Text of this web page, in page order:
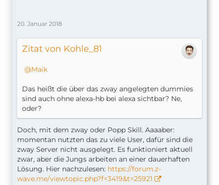
20. Januar 2018
Zitat von Kohle_81
Maik
Das heißt die über das zway angelegten dummies
sind auch ohne alexa-hb bei alexa sichtbar? Ne,
oder?
Doch, mit dem zway oder Popp Skill. Aaaaber:
momentan nutzten das zu viele User, dafür sind die
zway Server nicht ausgelegt. Es funktioniert aktuell
zwar, aber die Jungs arbeiten an einer dauerhaften
Lösung. Hier nachzulesen: https://forum.z-
wave.me/viewtopic.php?f=3419&t=25921